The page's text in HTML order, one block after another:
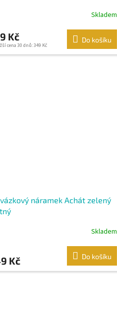
Skladem
Kč
cena 30 dnů: 349 Kč
Do košíku
náramek Achát zelený
Skladem
Kč Do košíku